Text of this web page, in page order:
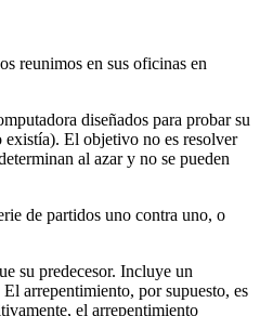
reunimos en sus oficinas en
diseñados para probar su
El objetivo no es resolver
al azar y no se pueden
de partidos uno contra uno, o
su predecesor. Incluye un
arrepentimiento, por supuesto, es
el arrepentimiento